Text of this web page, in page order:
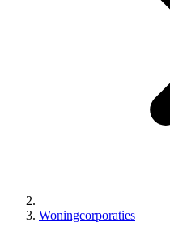
Woningcorporaties